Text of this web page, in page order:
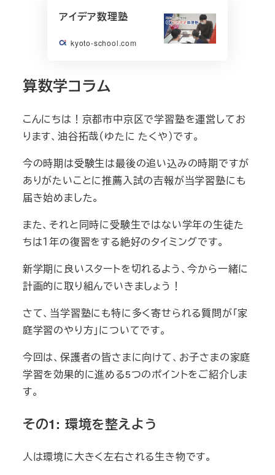
アイデア数理塾
kyoto-school.com
算数学コラム
こんにちは！京都市中京区で学習塾を運営してお
ります、油谷拓哉（ゆたに たくや）です。
今の時期は受験生は最後の追い込みの時期ですが
ありがたいことに推薦入試の吉報が当学習塾にも
届き始めました。
また、それと同時に受験生ではない学年の生徒た
ちは１年の復習をする絶好のタイミングです。
新学期に良いスタートを切れるよう、今から一緒に
計画的に取り組んでいきましょう！
さて、当学習塾にも特に多く寄せられる質問が「家
庭学習のやり方」についてです。
今回は、保護者の皆さまに向けて、お子さまの家庭
学習を効果的に進める5つのポイントをご紹介しま
す。
その1: 環境を整えよう
人は環境に大きく左右される生き物です。